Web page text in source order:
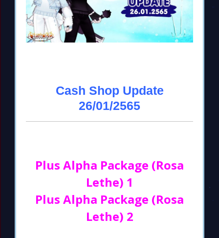
Cash Shop Update
26/01/2565
Plus Alpha Package (Rosa
Lethe) 1
Plus Alpha Package (Rosa
Lethe) 2